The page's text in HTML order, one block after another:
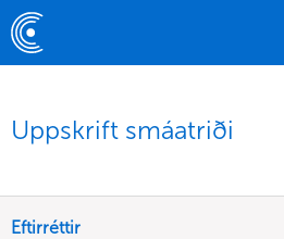
Uppskrift smáatriði
Eftirréttir